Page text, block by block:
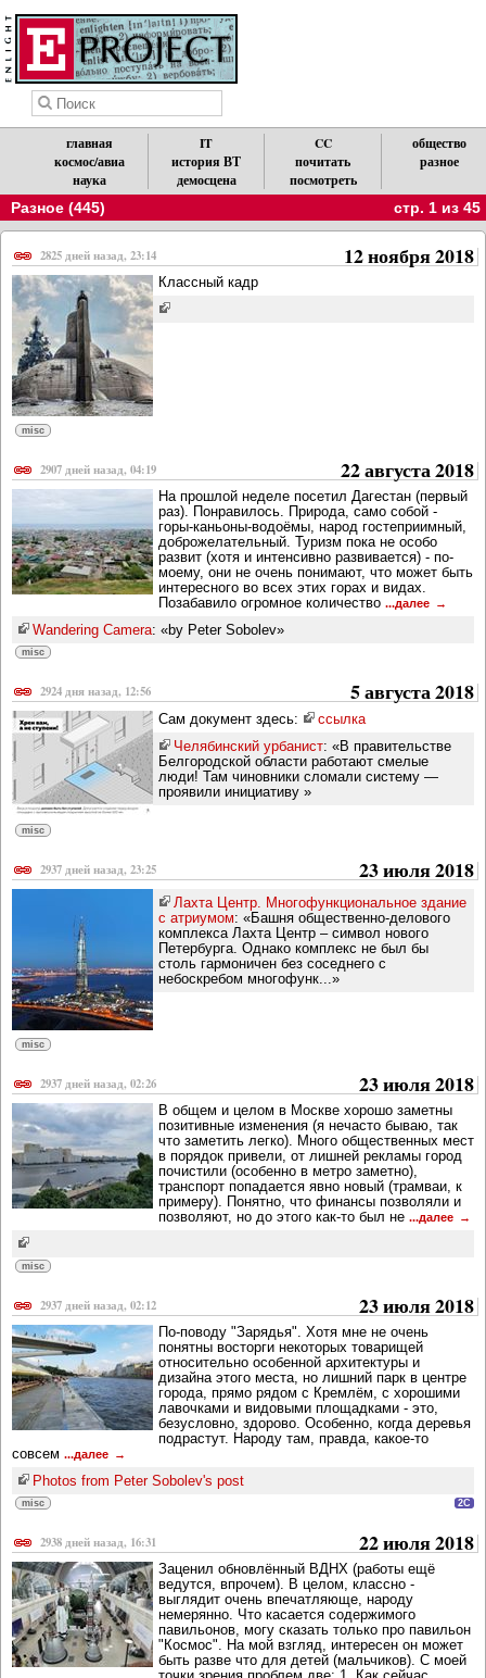
главная
космос/авиа
наука
IT
история ВТ
демосцена
CC
почитать
посмотреть
общество
разное
Разное (445) стр. 1 из 45
2825 дней назад, 23:14 12 ноября 2018
Классный кадр
misc
2907 дней назад, 04:19 22 августа 2018
На прошлой неделе посетил Дагестан (первый
раз). Понравилось. Природа, само собой -
горы-каньоны-водоёмы, народ гостеприимный,
доброжелательный. Туризм пока не особо
развит (хотя и интенсивно развивается) - по-
моему, они не очень понимают, что может быть
интересного во всех этих горах и видах.
Позабавило огромное количество ...далее
Wandering Camera: «by Peter Sobolev»
misc
2924 дня назад, 12:56 5 августа 2018
Сам документ здесь:
ссылка
Челябинский урбанист: «В правительстве
Белгородской области работают смелые
люди! Там чиновники сломали систему —
проявили инициативу »
misc
2937 дней назад, 23:25 23 июля 2018
Лахта Центр. Многофункциональное здание
с атриумом: «Башня общественно-делового
комплекса Лахта Центр – символ нового
Петербурга. Однако комплекс не был бы
столь гармоничен без соседнего с
небоскребом многофунк...»
misc
2937 дней назад, 02:26 23 июля 2018
В общем и целом в Москве хорошо заметны
позитивные изменения (я нечасто бываю, так
что заметить легко). Много общественных мест
в порядок привели, от лишней рекламы город
почистили (особенно в метро заметно),
транспорт попадается явно новый (трамваи, к
примеру). Понятно, что финансы позволяли и
позволяют, но до этого как-то был не ...далее
misc
2937 дней назад, 02:12 23 июля 2018
По-поводу "Зарядья". Хотя мне не очень
понятны восторги некоторых товарищей
относительно особенной архитектуры и
дизайна этого места, но лишний парк в центре
города, прямо рядом с Кремлём, с хорошими
лавочками и видовыми площадками - это,
безусловно, здорово. Особенно, когда деревья
подрастут. Народу там, правда, какое-то
совсем ...далее
Photos from Peter Sobolev's post
misc 2C
2938 дней назад, 16:31 22 июля 2018
Заценил обновлённый ВДНХ (работы ещё
ведутся, впрочем). В целом, классно -
выглядит очень впечатляюще, народу
немерянно. Что касается содержимого
павильонов, могу сказать только про павильон
"Космос". На мой взгляд, интересен он может
быть разве что для детей (мальчиков). С моей